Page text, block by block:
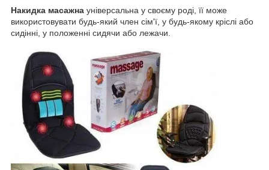
Накидка масажна універсальна у своєму роді, її може
використовувати будь-який член сім'ї, у будь-якому кріслі або
сидінні, у положенні сидячи або лежачи.